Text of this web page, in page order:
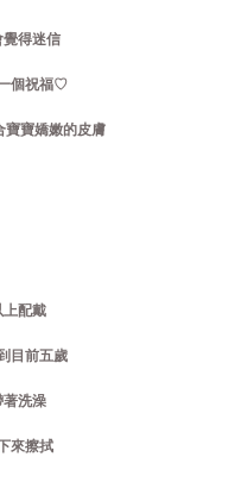
覺得迷信
個祝福♡
寶寶嬌嫩的皮膚
上配戴
目前五歲
著洗澡
來擦拭